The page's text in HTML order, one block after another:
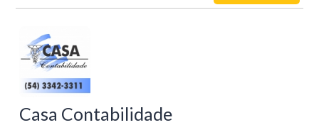
Casa Contabilidade